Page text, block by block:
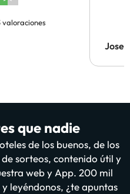
valoraciones
Jose
que nadie
de los buenos, de los
sorteos, contenido útil y
web y App. 200 mil
leyéndonos, ¿te apuntas